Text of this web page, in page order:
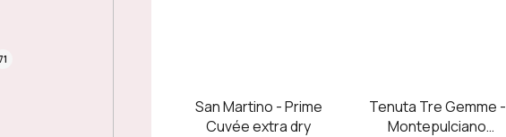
71
San Martino - Prime
Cuvée extra dry
Tenuta Tre Gemme -
Montepulciano